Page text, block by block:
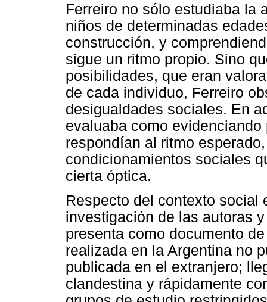
Ferreiro no sólo estudiaba la
niños de determinadas
construcción, y
sigue un ritmo propio. Sino
posibilidades, que eran
de cada individuo, Ferreiro
desigualdades sociales. En
evaluaba como
respondían al ritmo
condicionamientos sociales
cierta óptica.
Respecto del contexto social
investigación de las autoras
presenta como documento
realizada en la Argentina no
publicada en el extranjero;
clandestina y rápidamente